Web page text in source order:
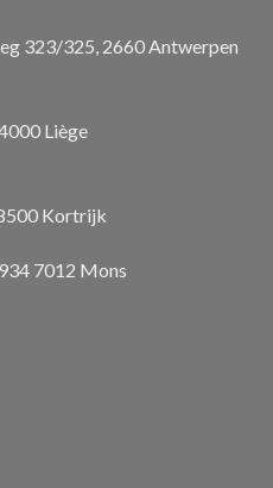
323/325, 2660 Antwerpen
Liège
Kortrijk
7012 Mons